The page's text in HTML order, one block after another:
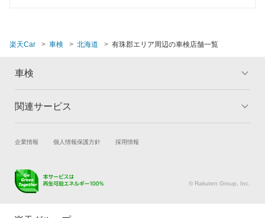
岩見沢市
歌志内市
江別市
輸入車OK
EV車OK
120分以内の車検
1日車検
1級整備士在籍
楽天Car 車検 北海道 有珠郡エリア周辺の車検店舗一覧
車検
トップ
車検の基礎知識 キャンペーン一覧
関連サービス
試乗・商談 新車購入
キズ修理予約
メンテナンス管理
企業情報 個人情報保護方針 採用情報
© Rakuten Group, Inc.